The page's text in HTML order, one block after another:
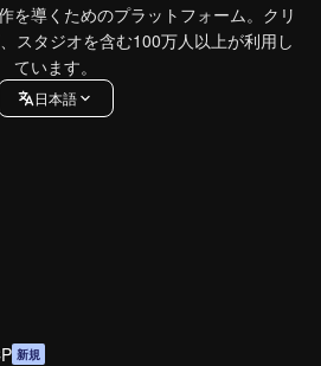
を導くためのプラットフォーム。クリ
スタジオを含む100万人以上が利用し
ています。
日本語
新規